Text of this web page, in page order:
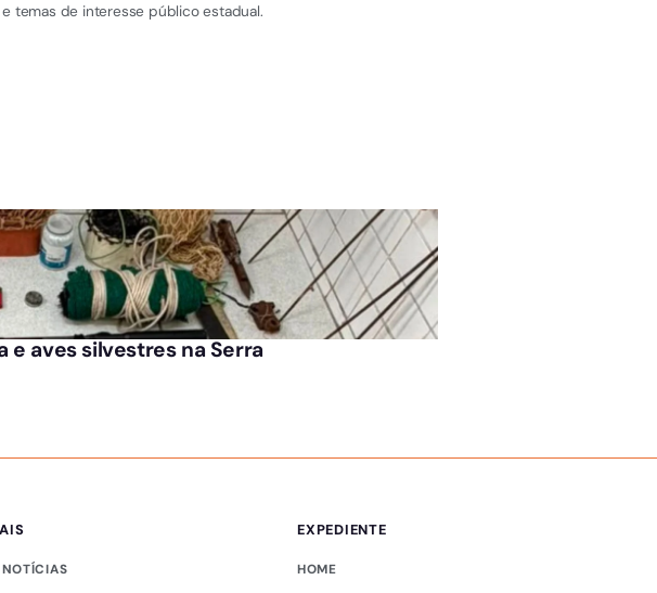
temas de interesse público estadual.
aves silvestres na Serra
EXPEDIENTE
HOME